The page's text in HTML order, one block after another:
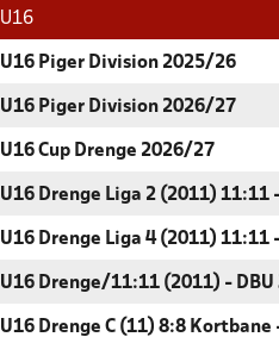
U16
U16 Piger Division 2025/26
U16 Piger Division 2026/27
U16 Cup Drenge 2026/27
U16 Drenge Liga 2 (2011) 11:11
U16 Drenge Liga 4 (2011) 11:11
U16 Drenge/11:11 (2011) - DBU
U16 Drenge C (11) 8:8